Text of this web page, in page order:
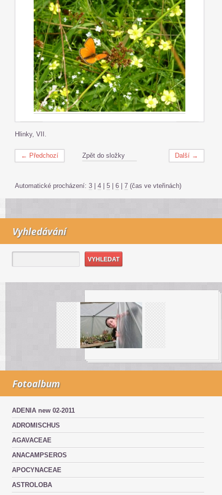
Hlinky, VII.
← Předchozí Další →
Zpět do složky
Automatické procházení: 3 | 4 | 5 | 6 | 7 (čas ve vteřinách)
Vyhledávání
Fotoalbum
ADENIA new 02-2011
ADROMISCHUS
AGAVACEAE
ANACAMPSEROS
APOCYNACEAE
ASTROLOBA